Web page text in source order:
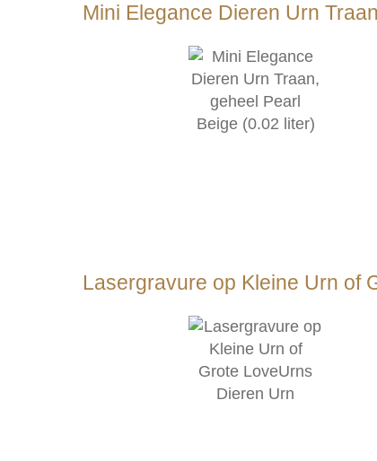
Mini Elegance Dieren Urn
Lasergravure op Kleine Urn of